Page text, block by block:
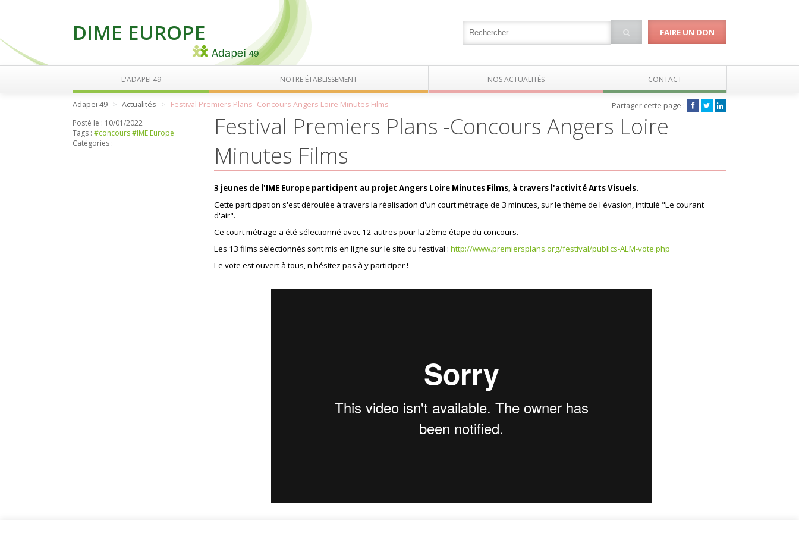
DIME EUROPE FAIRE UN DON
L'ADAPEI 49 NOTRE ÉTABLISSEMENT NOS ACTUALITÉS CONTACT
Adapei 49 Actualités Festival Premiers Plans -Concours Angers Loire Minutes Films
Partager cette page :
Posté le : 10/01/2022
Tags : #concours#IME Europe
Catégories :
Festival Premiers Plans -Concours Angers Loire
Minutes Films
3 jeunes de l'IME Europe participent au projet Angers Loire Minutes Films, à travers l'activité Arts Visuels.
Cette participation s'est déroulée à travers la réalisation d'un court métrage de 3 minutes, sur le thème de l'évasion, intitulé "Le courant
d'air".
Ce court métrage a été sélectionné avec 12 autres pour la 2ème étape du concours.
Les 13 films sélectionnés sont mis en ligne sur le site du festival :http://www.premiersplans.org/festival/publics-ALM-vote.php
Le vote est ouvert à tous, n'hésitez pas à y participer !